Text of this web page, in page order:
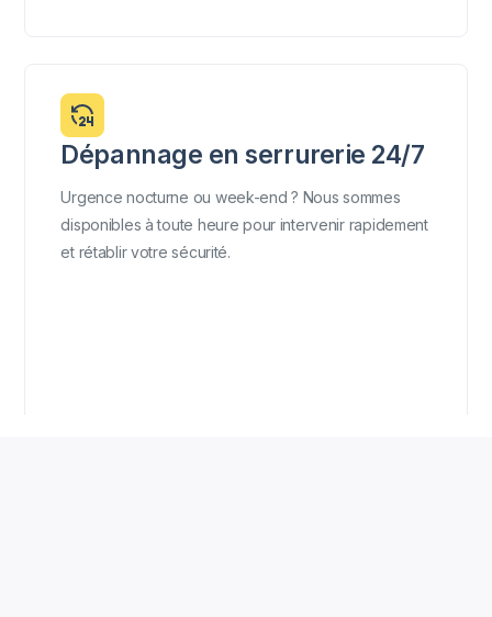
Dépannage en serrurerie 24/7
Urgence nocturne ou week-end ? Nous sommes
disponibles à toute heure pour intervenir rapidement
et rétablir votre sécurité.